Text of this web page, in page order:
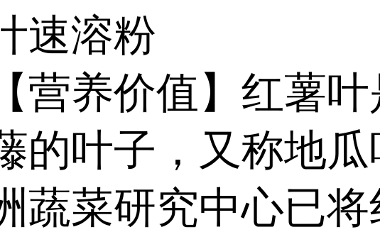
速溶粉
【营养价值】红薯
的叶子，又称地瓜
蔬菜研究中心已